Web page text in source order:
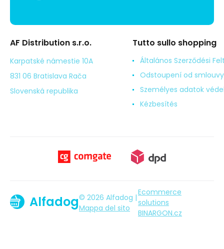
AF Distribution s.r.o.
Karpatské námestie 10A
831 06 Bratislava Rača
Slovenská republika
Tutto sullo shopping
Általános Szerződési
Odstoupení od smlouvy
Személyes adatok
Kézbesítés
Alfadog© 2026 Alfadog |
Mappa del sito
Ecommerce
solutions
BINARGON.cz